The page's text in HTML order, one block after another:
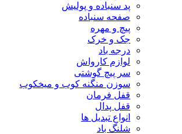
پد سنباده و پولیش
صفحه سنباده
پیچ و مهره
جک و خرک
درجه باد
لوازم کارواش
سر پیچ گوشتی
سوزن منگنه کوب و میخکوب
قفل فرمان
قفل پدال
انواع تبدیل ها
شلنگ باد